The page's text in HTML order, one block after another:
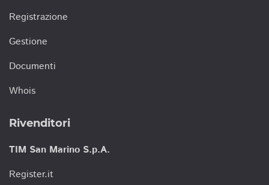
Registrazione
Gestione
Documenti
Whois
Rivenditori
TIM San Marino S.p.A.
Register.it